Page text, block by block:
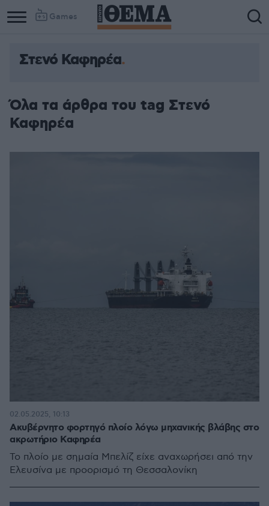
Games
Στενό Καφηρέα
Όλα τα άρθρα του tag Στενό
Καφηρέα
Ακυβέρνητο φορτηγό πλοίο λόγω μηχανικής βλάβης στο
ακρωτήριο Καφηρέα
Το πλοίο με σημαία Μπελίζ είχε αναχωρήσει από την
Ελευσίνα με προορισμό τη Θεσσαλονίκη
02.05.2025, 10:13